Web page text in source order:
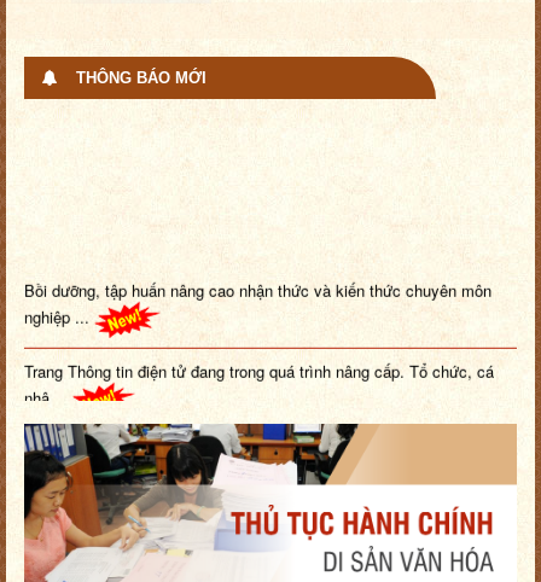
THÔNG BÁO MỚI
Bồi dưỡng, tập huấn nâng cao nhận thức và kiến thức chuyên môn
nghiệp ...
Trang Thông tin điện tử đang trong quá trình nâng cấp. Tổ chức, cá
nhâ...